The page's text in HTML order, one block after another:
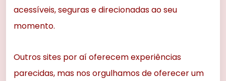
acessíveis, seguras e direcionadas ao seu
momento.
Outros sites por aí oferecem experiências
parecidas, mas nos orgulhamos de oferecer um